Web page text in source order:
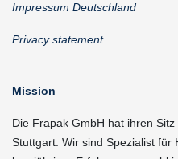
Impressum Deutschland
Privacy statement
Mission
Die Frapak GmbH hat ihren
Stuttgart. Wir sind Spezialist für